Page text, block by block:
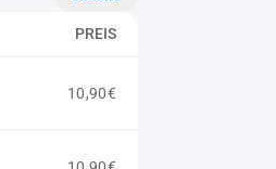
PREIS
10,90€